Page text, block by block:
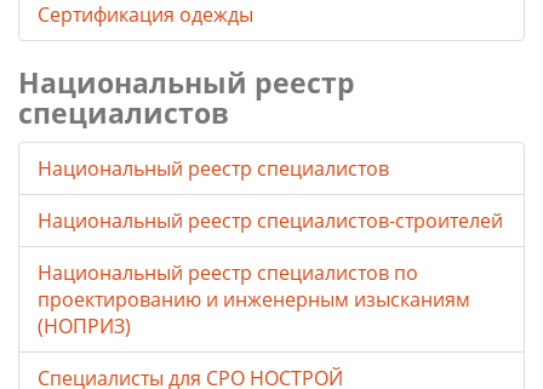
Сертификация одежды
Национальный реестр
специалистов
Национальный реестр специалистов
Национальный реестр специалистов-строителей
Национальный реестр специалистов по
проектированию и инженерным изысканиям
(НОПРИЗ)
Специалисты для СРО НОСТРОЙ